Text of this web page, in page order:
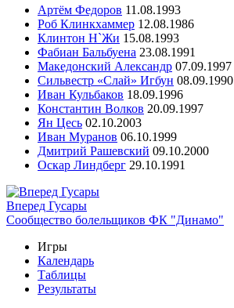
Артём Федоров 11.08.1993
Роб Клинкхаммер 12.08.1986
Клинтон Н`Жи 15.08.1993
Фабиан Бальбуена 23.08.1991
Македонский Александр 07.09.1997
Сильвестр «Слай» Игбун 08.09.1990
Иван Кульбаков 18.09.1996
Константин Волков 20.09.1997
Ян Цесь 02.10.2003
Иван Муранов 06.10.1999
Дмитрий Рашевский 09.10.2000
Оскар Линдберг 29.10.1991
Вперед Гусары
Сообщество болельщиков ФК "Динамо"
Игры
Календарь
Таблицы
Результаты